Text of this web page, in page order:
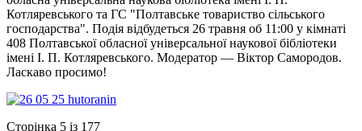
Котляревського та ГС "Полтавське товариство сільського
господарства". Подія відбудеться 26 травня об 11:00 у кімнаті
408 Полтавської обласної універсальної наукової бібліотеки
імені І. П. Котляревського. Модератор — Віктор Самородов.
Ласкаво просимо!
Сторінка 5 із 177